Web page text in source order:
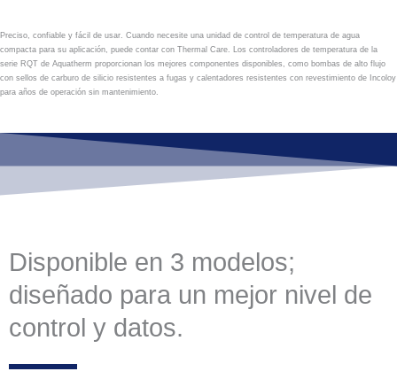
Preciso, confiable y fácil de usar. Cuando necesite una unidad de control de temperatura de agua
compacta para su aplicación, puede contar con Thermal Care. Los controladores de temperatura de la
serie RQT de Aquatherm proporcionan los mejores componentes disponibles, como bombas de alto flujo
con sellos de carburo de silicio resistentes a fugas y calentadores resistentes con revestimiento de Incoloy
para años de operación sin mantenimiento.
Disponible en 3 modelos;
diseñado para un mejor nivel de
control y datos.